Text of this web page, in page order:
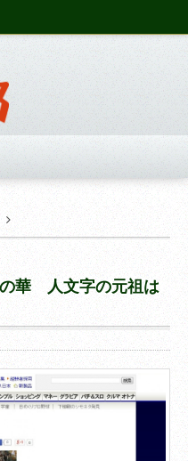
華 人文字の元祖は